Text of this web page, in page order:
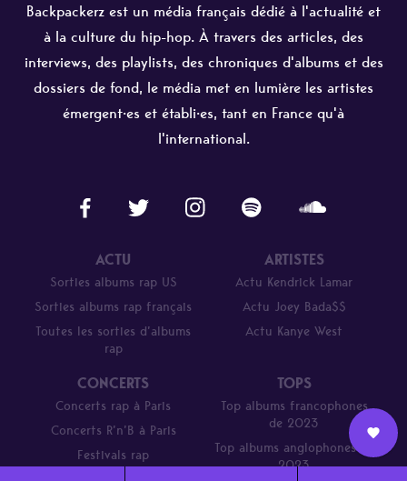
Nous
Backpackerz est un média français dédié à l'actualité et
à la culture du hip-hop. À travers des articles, des
interviews, des playlists, des chroniques d'albums et des
dossiers de fond, le média met en lumière les artistes
émergent·es et établi·es, tant en France qu'à
l'international.
ACTU
Sorties albums rap US
Sorties albums rap français
Toutes les sorties d’albums
rap
ARTISTES
Actu Kendrick Lamar
Actu Joey Bada$$
Actu Kanye West
CONCERTS
Concerts rap à Paris
Concerts R’n’B à Paris
Festivals rap
TOPS
Top albums francophones
de 2023
Top albums anglophones de
2023